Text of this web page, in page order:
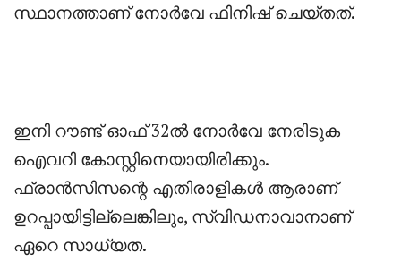
സ്ഥാനത്താണ് നോർവേ ഫിനിഷ് ചെയ്തത്.
‎ഇനി റൗണ്ട് ഓഫ് 32ൽ നോർവേ നേരിടുക
ഐവറി കോസ്റ്റിനെയായിരിക്കും.
ഫ്രാൻസിസന്റെ എതിരാളികൾ ആരാണ്
ഉറപ്പായിട്ടില്ലെങ്കിലും, സ്വിഡനാവാനാണ്
ഏറെ സാധ്യത.